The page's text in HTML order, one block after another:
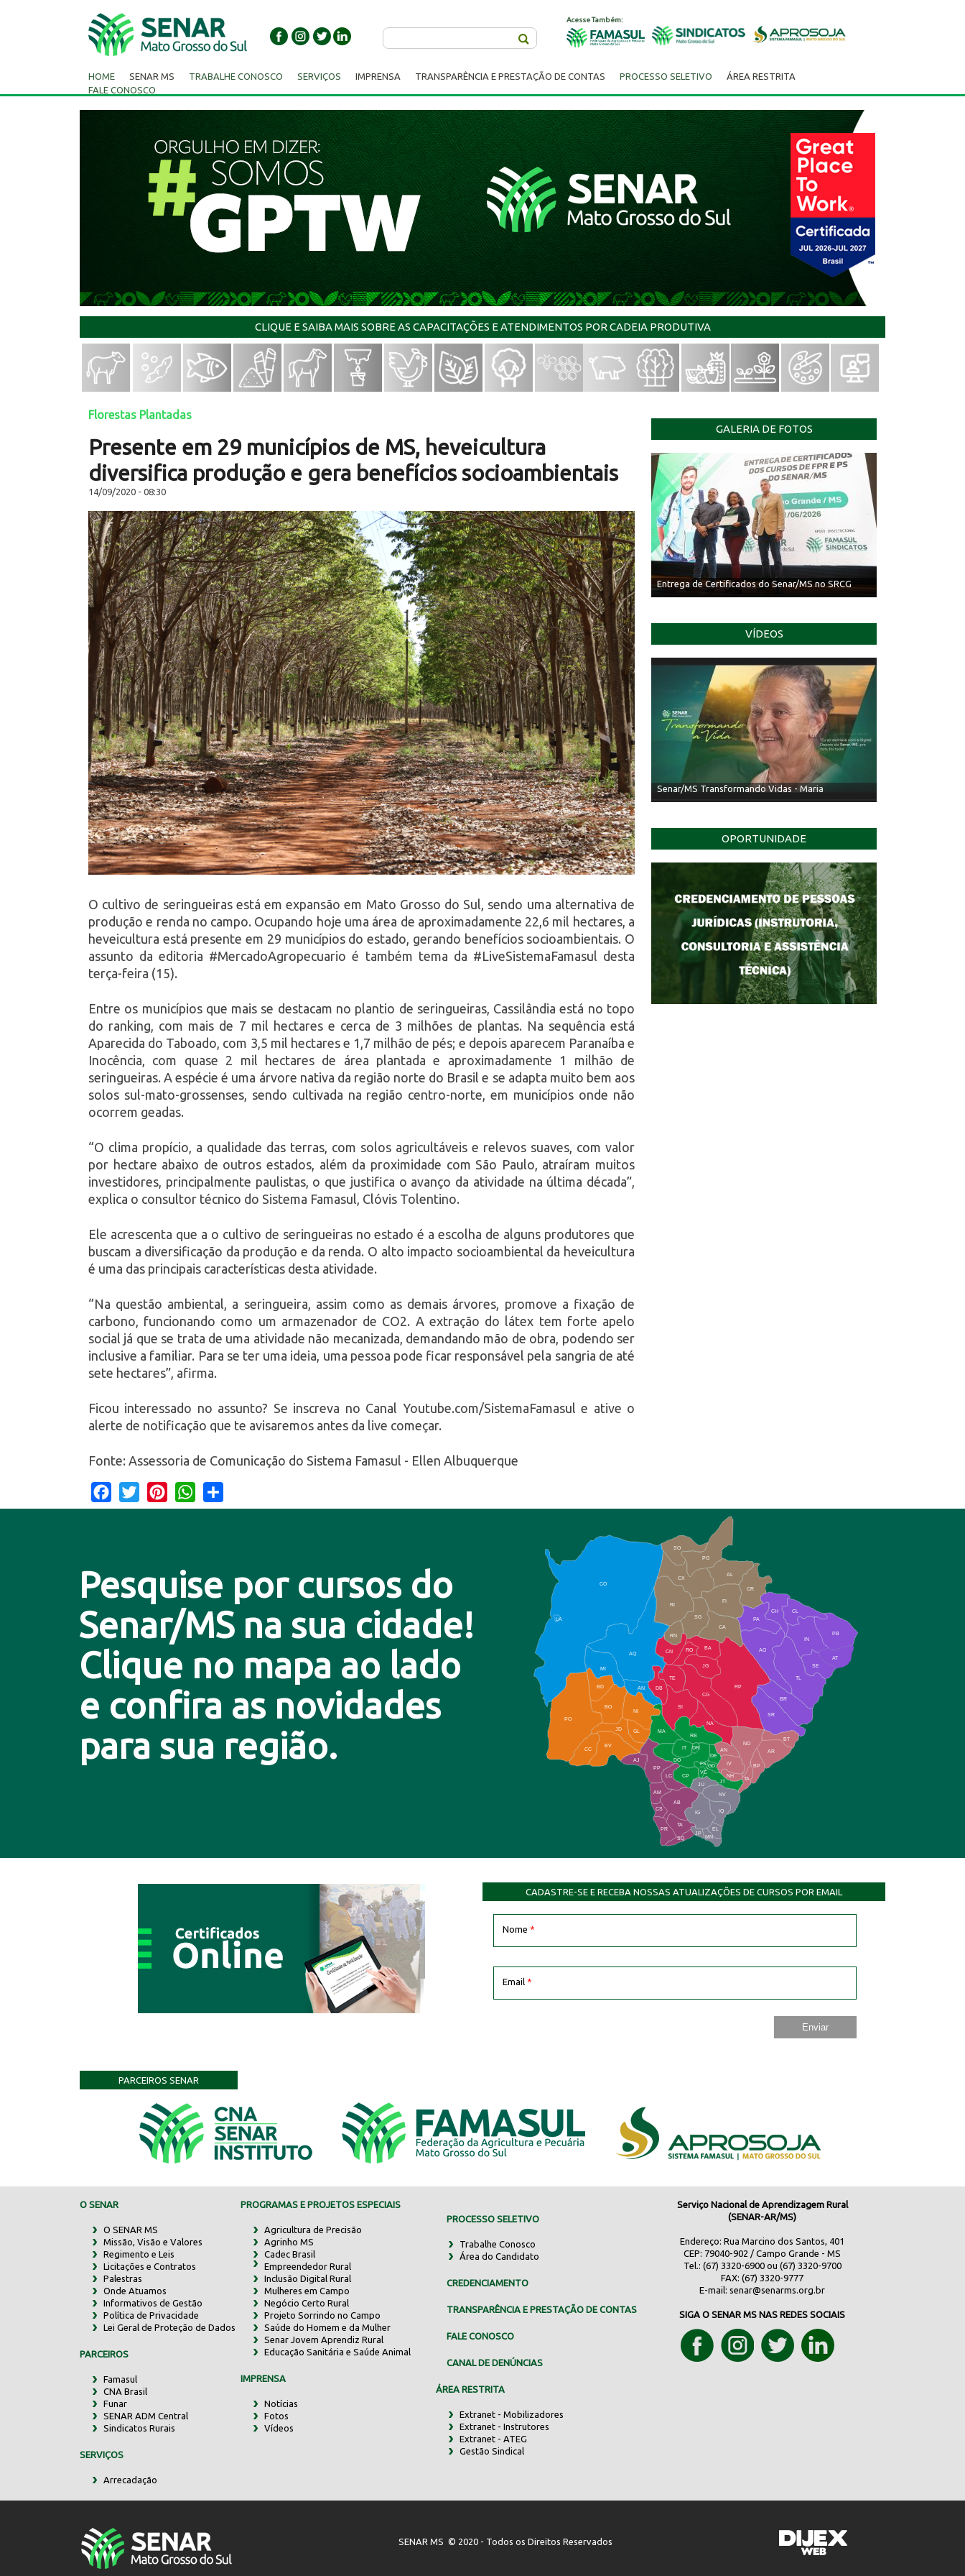
Acesse Também:
HOME SENAR MS TRABALHE CONOSCO SERVIÇOS IMPRENSA TRANSPARÊNCIA E PRESTAÇÃO DE CONTAS PROCESSO SELETIVO
ÁREA RESTRITA
FALE CONOSCO
CLIQUE E SAIBA MAIS SOBRE AS CAPACITAÇÕES E ATENDIMENTOS POR CADEIA PRODUTIVA
GALERIA DE FOTOS
Entrega de Certificados do Senar/MS no SRCG
VÍDEOS
Senar/MS Transformando Vidas - Irineu
OPORTUNIDADE
Florestas Plantadas
Presente em 29 municípios de MS, heveicultura
diversifica produção e gera benefícios socioambientais
14/09/2020 - 08:30
O cultivo de seringueiras está em expansão em Mato Grosso do Sul, sendo uma alternativa de
produção e renda no campo. Ocupando hoje uma área de aproximadamente 22,6 mil hectares, a
heveicultura está presente em 29 municípios do estado, gerando benefícios socioambientais. O
assunto da editoria #MercadoAgropecuario é também tema da #LiveSistemaFamasul desta
terça-feira (15).
Entre os municípios que mais se destacam no plantio de seringueiras, Cassilândia está no topo
do ranking, com mais de 7 mil hectares e cerca de 3 milhões de plantas. Na sequência está
Aparecida do Taboado, com 3,5 mil hectares e 1,7 milhão de pés; e depois aparecem Paranaíba e
Inocência, com quase 2 mil hectares de área plantada e aproximadamente 1 milhão de
seringueiras. A espécie é uma árvore nativa da região norte do Brasil e se adapta muito bem aos
solos sul-mato-grossenses, sendo cultivada na região centro-norte, em municípios onde não
ocorrem geadas.
“O clima propício, a qualidade das terras, com solos agricultáveis e relevos suaves, com valor
por hectare abaixo de outros estados, além da proximidade com São Paulo, atraíram muitos
investidores, principalmente paulistas, o que justifica o avanço da atividade na última década”,
explica o consultor técnico do Sistema Famasul, Clóvis Tolentino.
Ele acrescenta que a o cultivo de seringueiras no estado é a escolha de alguns produtores que
buscam a diversificação da produção e da renda. O alto impacto socioambiental da heveicultura
é uma das principais características desta atividade.
“Na questão ambiental, a seringueira, assim como as demais árvores, promove a fixação de
carbono, funcionando como um armazenador de CO2. A extração do látex tem forte apelo
social já que se trata de uma atividade não mecanizada, demandando mão de obra, podendo ser
inclusive a familiar. Para se ter uma ideia, uma pessoa pode ficar responsável pela sangria de até
sete hectares”, afirma.
Ficou interessado no assunto? Se inscreva no Canal Youtube.com/SistemaFamasul e ative o
alerte de notificação que te avisaremos antes da live começar.
Fonte: Assessoria de Comunicação do Sistema Famasul - Ellen Albuquerque
Facebook
Twitter PinterestWhatsApp
Pesquise por cursos do
Senar/MS na sua cidade!
Clique no mapa ao lado
e confira as novidades
para sua região.
CO
AQ
MI
AN
CX
RI
AL
CR
FI
SG
BA
CA
PA
CH CL
PB
SE
TL
AG
BR
SR
BT
AR
RP
RO
JG
CG
SI
NA
TA
NH
JT
RB
MA
IT
DR
DO
CP
JU
NV
IQ
EL
BD
BO
NI
JD
PO
BV
CC
PP
AJ
LC
AM
AB
JP
DB
TE
CS
PR
TA
SQ
IG
MN
IN
NO
BP
RN
CN
GL
AN
IV
FS
VC
GD
DE
AT
PG
SO
LA
CADASTRE-SE E RECEBA NOSSAS ATUALIZAÇÕES DE CURSOS POR EMAIL
Nome *
Email *
PARCEIROS SENAR
O SENAR
O SENAR MS
Missão, Visão e Valores
Regimento e Leis
Licitações e Contratos
Palestras
Onde Atuamos
Informativos de Gestão
Política de Privacidade
Lei Geral de Proteção de Dados
PARCEIROS
Famasul
CNA Brasil
Funar
SENAR ADM Central
Sindicatos Rurais
SERVIÇOS
Arrecadação
PROGRAMAS E PROJETOS ESPECIAIS
Agricultura de Precisão
Agrinho MS
Cadec Brasil
Empreendedor Rural
Inclusão Digital Rural
Mulheres em Campo
Negócio Certo Rural
Projeto Sorrindo no Campo
Saúde do Homem e da Mulher
Senar Jovem Aprendiz Rural
Educação Sanitária e Saúde Animal
IMPRENSA
Notícias
Fotos
Vídeos
PROCESSO SELETIVO
Trabalhe Conosco
Área do Candidato
CREDENCIAMENTO
TRANSPARÊNCIA E PRESTAÇÃO DE CONTAS
FALE CONOSCO
CANAL DE DENÚNCIAS
ÁREA RESTRITA
Extranet - Mobilizadores
Extranet - Instrutores
Extranet - ATEG
Gestão Sindical
Serviço Nacional de Aprendizagem Rural
(SENAR-AR/MS)
Endereço: Rua Marcino dos Santos, 401
CEP: 79040-902 / Campo Grande - MS
Tel.: (67) 3320-6900 ou (67) 3320-9700
FAX: (67) 3320-9777
E-mail:senar@senarms.org.br
SIGA O SENAR MS NAS REDES SOCIAIS
SENAR MS © 2020 - Todos os Direitos Reservados